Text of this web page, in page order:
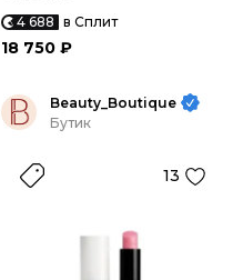
4 688 в Сплит
18 750 ₽
Beauty_Boutique
Бутик
13